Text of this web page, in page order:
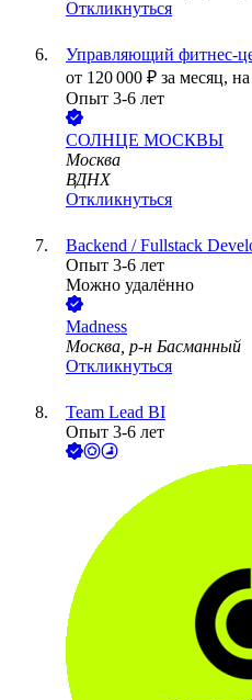
Откликнуться
Управляющий фитнес-
от 120 000 ₽ за месяц,
Опыт 3-6 лет
СОЛНЦЕ МОСКВЫ
Москва
ВДНХ
Откликнуться
Backend / Fullstack
Опыт 3-6 лет
Можно удалённо
Madness
Москва, р-н Басманный
Откликнуться
Team Lead BI
Опыт 3-6 лет